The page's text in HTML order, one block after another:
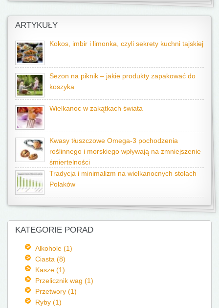
ARTYKUŁY
Kokos, imbir i limonka, czyli sekrety kuchni tajskiej
Sezon na piknik – jakie produkty zapakować do
koszyka
Wielkanoc w zakątkach świata
Kwasy tłuszczowe Omega-3 pochodzenia
roślinnego i morskiego wpływają na zmniejszenie
śmiertelności
Tradycja i minimalizm na wielkanocnych stołach
Polaków
KATEGORIE PORAD
Alkohole (1)
Ciasta (8)
Kasze (1)
Przelicznik wag (1)
Przetwory (1)
Ryby (1)